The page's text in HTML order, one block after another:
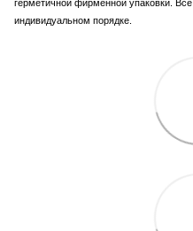
герметичной фирменной упаковки.
индивидуальном порядке.